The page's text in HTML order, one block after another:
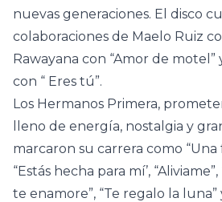
nuevas generaciones. El disco
colaboraciones de Maelo Ruiz
Rawayana con “Amor de
con “ Eres tú”.
Los Hermanos Primera,
lleno de energía, nostalgia y
marcaron su carrera como “Una
“Estás hecha para mí’,
te enamore”, “Te regalo la luna”